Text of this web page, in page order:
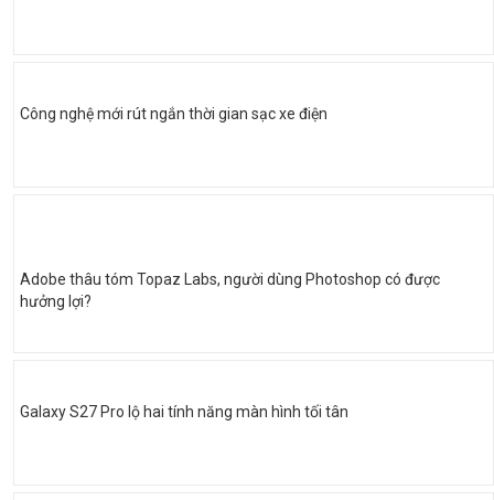
Công nghệ mới rút ngắn thời gian sạc xe điện
Adobe thâu tóm Topaz Labs, người dùng Photoshop có được
hưởng lợi?
Galaxy S27 Pro lộ hai tính năng màn hình tối tân